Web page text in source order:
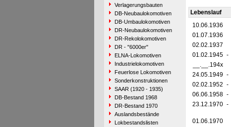
Verlagerungsbauten
DB-Neubaulokomotiven
DB-Umbaulokomotiven
DR-Neubaulokomotiven
DR-Rekolokomotiven
DR - "6000er"
ELNA-Lokomotiven
Industrielokomotiven
Feuerlose Lokomotiven
Sonderkonstruktionen
SAAR (1920 - 1935)
DB-Bestand 1968
DR-Bestand 1970
Auslandsbestände
Lokbestandslisten
Lebenslauf
10.06.1936
01.07.1936
02.02.1937
01.02.1945 -
__.__.194x
24.05.1949 -
02.02.1952 -
06.06.1958 -
23.12.1970 -
01.06.1970